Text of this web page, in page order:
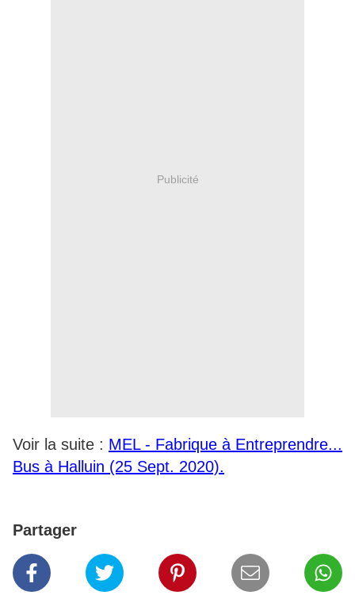
Publicité
Voir la suite : MEL - Fabrique à Entreprendre...
Bus à Halluin (25 Sept. 2020).
Partager